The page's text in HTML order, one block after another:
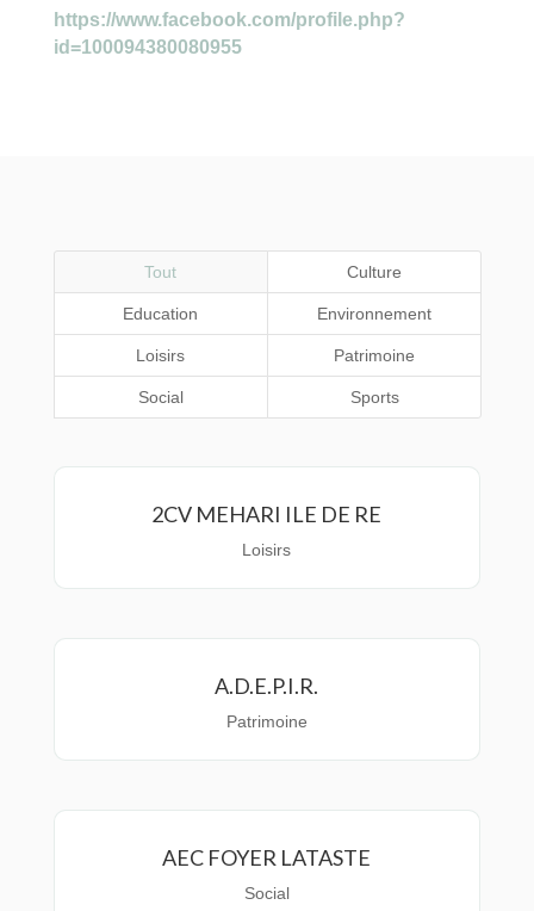
https://www.facebook.com/profile.php?
id=100094380080955
Tout Culture
Education Environnement
Loisirs Patrimoine
Social Sports
2CV MEHARI ILE DE RE
Loisirs
A.D.E.P.I.R.
Patrimoine
AEC FOYER LATASTE
Social